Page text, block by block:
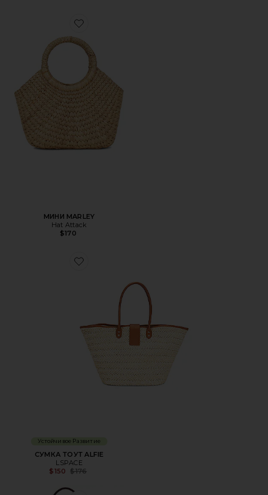
Favorite МИНИ MARLEY
МИНИ MARLEY
Hat Attack
$170
Favorite СУМКА ТОУТ ALFIE
Устойчивое Развитие
СУМКА ТОУТ ALFIE
LSPACE
$150
Previous price:
$176